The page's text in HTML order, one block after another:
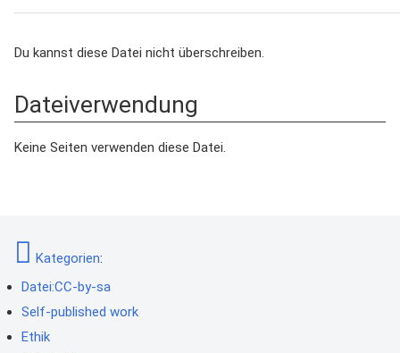
Du kannst diese Datei nicht überschreiben.
Dateiverwendung
Keine Seiten verwenden diese Datei.
Kategorien:
Datei:CC-by-sa
Self-published work
Ethik